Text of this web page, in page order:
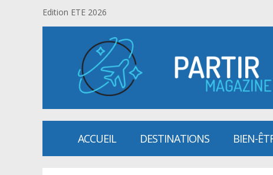
Edition ETE 2026
ACCUEIL DESTINATIONS BIEN-